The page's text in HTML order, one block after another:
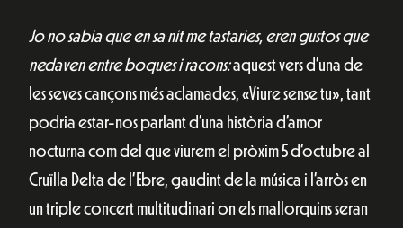
Jo no sabia que en sa nit me tastaries, eren gustos que
nedaven entre boques i racons:aquest vers d’una de
les seves cançons més aclamades, «Viure sense tu», tant
podria estar-nos parlant d’una història d’amor
nocturna com del que viurem el pròxim 5 d’octubre al
Cruïlla Delta de l’Ebre, gaudint de la música i l’arròs en
un triple concert multitudinari on els mallorquins seran